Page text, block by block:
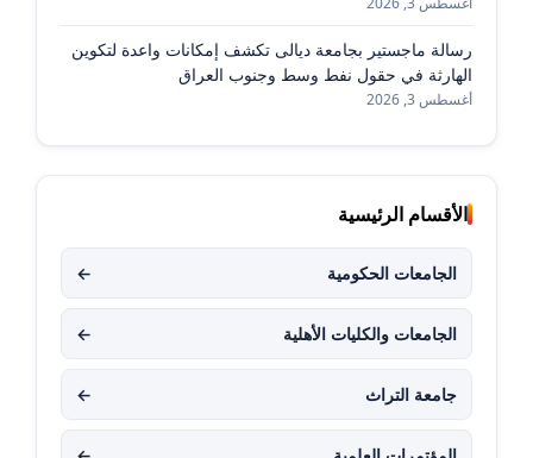
رسالة ماجستير بجامعة ديالى تكشف إمكانات واعدة لتكوين
الهارثة في حقول نفط وسط وجنوب العراق
أغسطس 3, 2026
الأقسام الرئيسية
الجامعات الحكومية ←
الجامعات والكليات الأهلية ←
جامعة التراث ←